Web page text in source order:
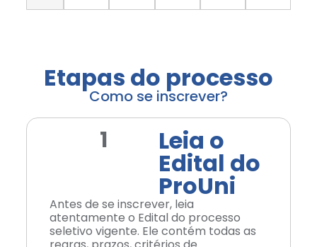
Etapas do processo
Como se inscrever?
1 Leia o
Edital do
ProUni
Antes de se inscrever, leia
atentamente o Edital do processo
seletivo vigente. Ele contém todas as